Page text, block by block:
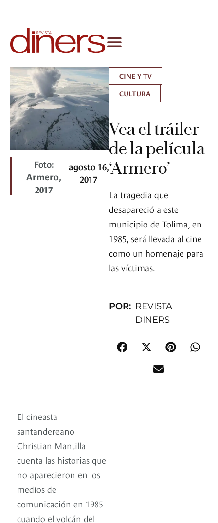
Foto:
Armero,
2017
agosto 16,
2017
CINE Y TV
CULTURA
Vea el tráiler
de la película
‘Armero’
La tragedia que
desapareció a este
municipio de Tolima, en
1985, será llevada al cine
como un homenaje para
las víctimas.
POR: REVISTA
DINERS
El cineasta
santandereano
Christian Mantilla
cuenta las historias que
no aparecieron en los
medios de
comunicación en 1985
cuando el volcán del